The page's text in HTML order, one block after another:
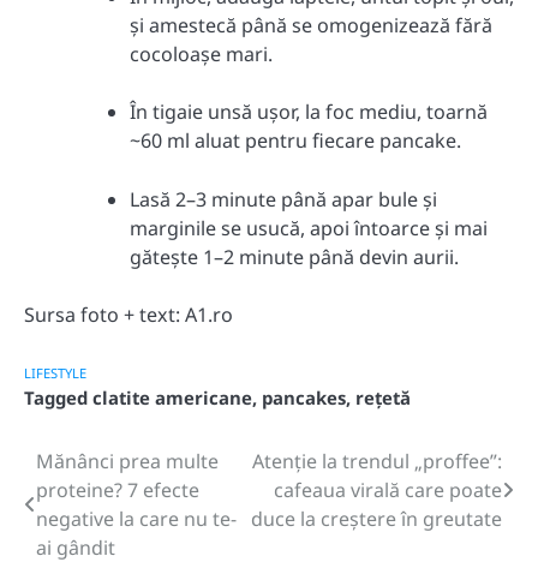
și amestecă până se omogenizează fără
cocoloașe mari.
În tigaie unsă ușor, la foc mediu, toarnă
~60 ml aluat pentru fiecare pancake.
Lasă 2–3 minute până apar bule și
marginile se usucă, apoi întoarce și mai
gătește 1–2 minute până devin aurii.
Sursa foto + text: A1.ro
LIFESTYLE
Tagged clatite americane, pancakes, rețetă
Post
navigation
Mănânci prea multe
proteine? 7 efecte
negative la care nu te-
ai gândit
Atenție la trendul „proffee”:
cafeaua virală care poate
duce la creștere în greutate